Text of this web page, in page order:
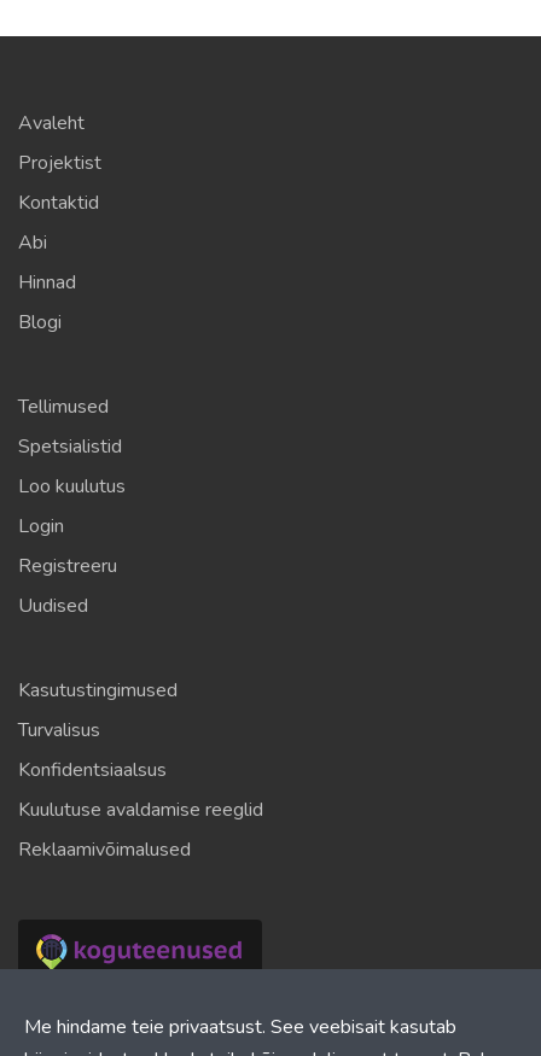
Me hindame teie privaatsust. See veebisait kasutab
Avaleht
Projektist
Kontaktid
Abi
Hinnad
Blogi
Tellimused
Spetsialistid
Loo kuulutus
Login
Registreeru
Uudised
Kasutustingimused
Turvalisus
Konfidentsiaalsus
Kuulutuse avaldamise reeglid
Reklaamivõimalused
Mitmekeelne spetsialistide otsingu platvorm projektide
elluviimiseks erinevates tootmishariduses